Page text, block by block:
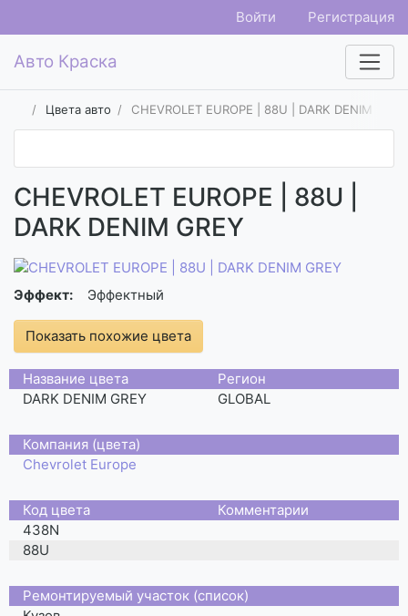
Войти Регистрация
Авто Краска
Цвета авто CHEVROLET EUROPE | 88U | DARK DENIM GREY
CHEVROLET EUROPE | 88U |
DARK DENIM GREY
Эффект: Эффектный
Показать похожие цвета
Название цвета
Регион
DARK DENIM GREY
GLOBAL
Компания (цвета)
Chevrolet Europe
Код цвета
Комментарии
438N
88U
Ремонтируемый участок (список)